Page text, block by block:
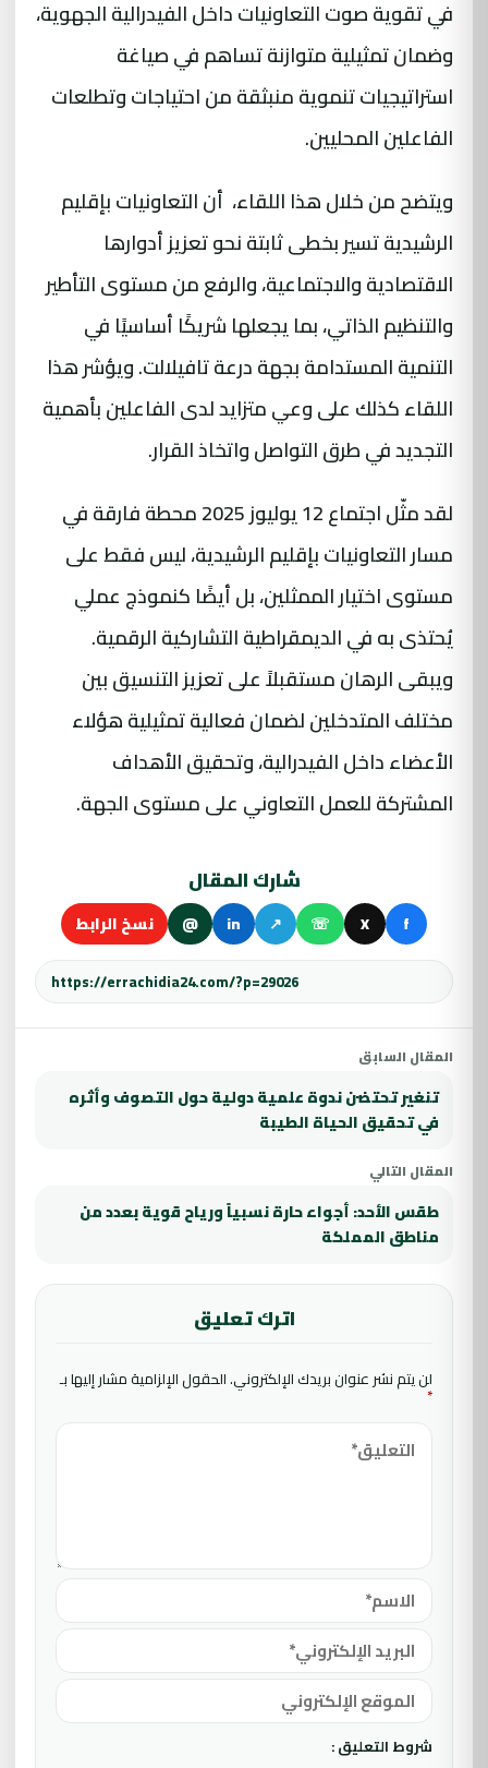
في تقوية صوت التعاونيات داخل الفيدرالية الجهوية،
وضمان تمثيلية متوازنة تساهم في صياغة
استراتيجيات تنموية منبثقة من احتياجات وتطلعات
الفاعلين المحليين.
ويتضح من خلال هذا اللقاء، أن التعاونيات بإقليم
الرشيدية تسير بخطى ثابتة نحو تعزيز أدوارها
الاقتصادية والاجتماعية، والرفع من مستوى التأطير
والتنظيم الذاتي، بما يجعلها شريكًا أساسيًا في
التنمية المستدامة بجهة درعة تافيلالت. ويؤشر هذا
اللقاء كذلك على وعي متزايد لدى الفاعلين بأهمية
التجديد في طرق التواصل واتخاذ القرار.
لقد مثّل اجتماع 12 يوليوز 2025 محطة فارقة في
مسار التعاونيات بإقليم الرشيدية، ليس فقط على
مستوى اختيار الممثلين، بل أيضًا كنموذج عملي
يُحتذى به في الديمقراطية التشاركية الرقمية.
ويبقى الرهان مستقبلاً على تعزيز التنسيق بين
مختلف المتدخلين لضمان فعالية تمثيلية هؤلاء
الأعضاء داخل الفيدرالية، وتحقيق الأهداف
المشتركة للعمل التعاوني على مستوى الجهة.
شارك المقال
f
X
☏
↗
in
@ نسخ الرابط
المقال السابق
تنغير تحتضن ندوة علمية دولية حول التصوف وأثره
في تحقيق الحياة الطيبة
المقال التالي
طقس الأحد: أجواء حارة نسبياً ورياح قوية بعدد من
مناطق المملكة
اترك تعليق
لن يتم نشر عنوان بريدك الإلكتروني.الحقول الإلزامية مشار إليها بـ
*
شروط التعليق :